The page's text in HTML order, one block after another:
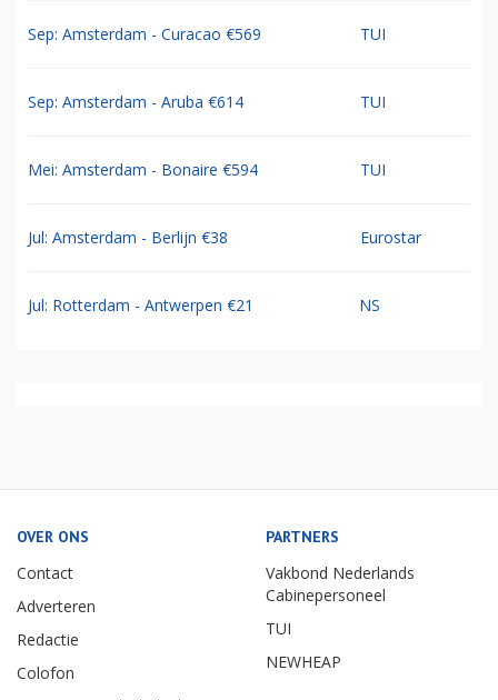
Sep: Amsterdam - Curacao €569 TUI
Sep: Amsterdam - Aruba €614 TUI
Mei: Amsterdam - Bonaire €594 TUI
Jul: Amsterdam - Berlijn €38 Eurostar
Jul: Rotterdam - Antwerpen €21 NS
OVER ONS
Contact
Adverteren
Redactie
Colofon
PARTNERS
Vakbond Nederlands
Cabinepersoneel
TUI
NEWHEAP